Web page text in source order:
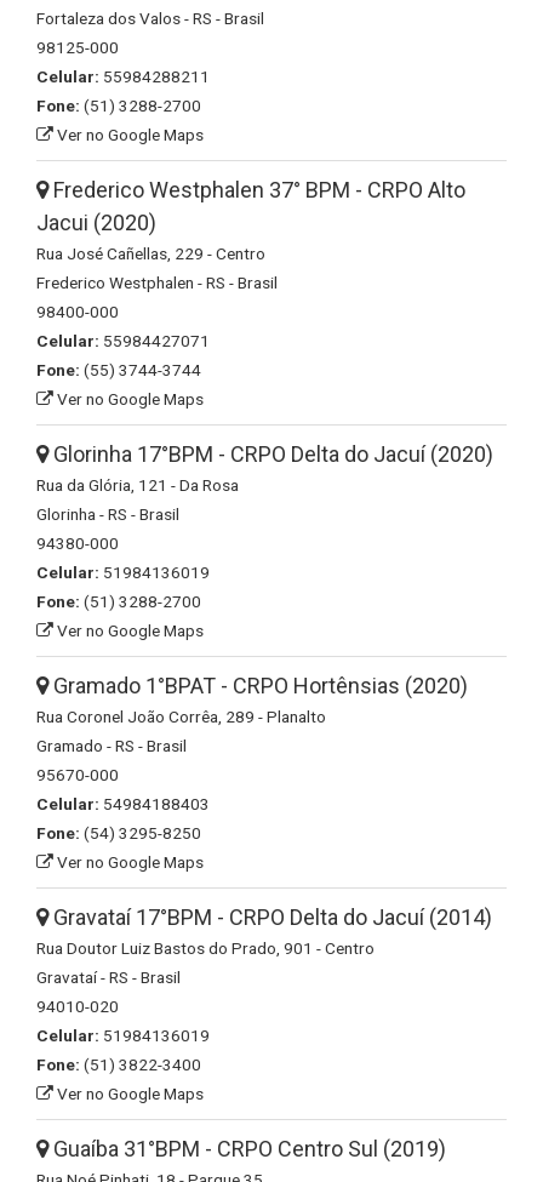
Fortaleza dos Valos - RS - Brasil
98125-000
Celular: 55984288211
Fone: (51) 3288-2700
Ver no Google Maps
Frederico Westphalen 37° BPM - CRPO Alto
Jacui (2020)
Rua José Cañellas, 229 - Centro
Frederico Westphalen - RS - Brasil
98400-000
Celular: 55984427071
Fone: (55) 3744-3744
Ver no Google Maps
Glorinha 17°BPM - CRPO Delta do Jacuí (2020)
Rua da Glória, 121 - Da Rosa
Glorinha - RS - Brasil
94380-000
Celular: 51984136019
Fone: (51) 3288-2700
Ver no Google Maps
Gramado 1°BPAT - CRPO Hortênsias (2020)
Rua Coronel João Corrêa, 289 - Planalto
Gramado - RS - Brasil
95670-000
Celular: 54984188403
Fone: (54) 3295-8250
Ver no Google Maps
Gravataí 17°BPM - CRPO Delta do Jacuí (2014)
Rua Doutor Luiz Bastos do Prado, 901 - Centro
Gravataí - RS - Brasil
94010-020
Celular: 51984136019
Fone: (51) 3822-3400
Ver no Google Maps
Guaíba 31°BPM - CRPO Centro Sul (2019)